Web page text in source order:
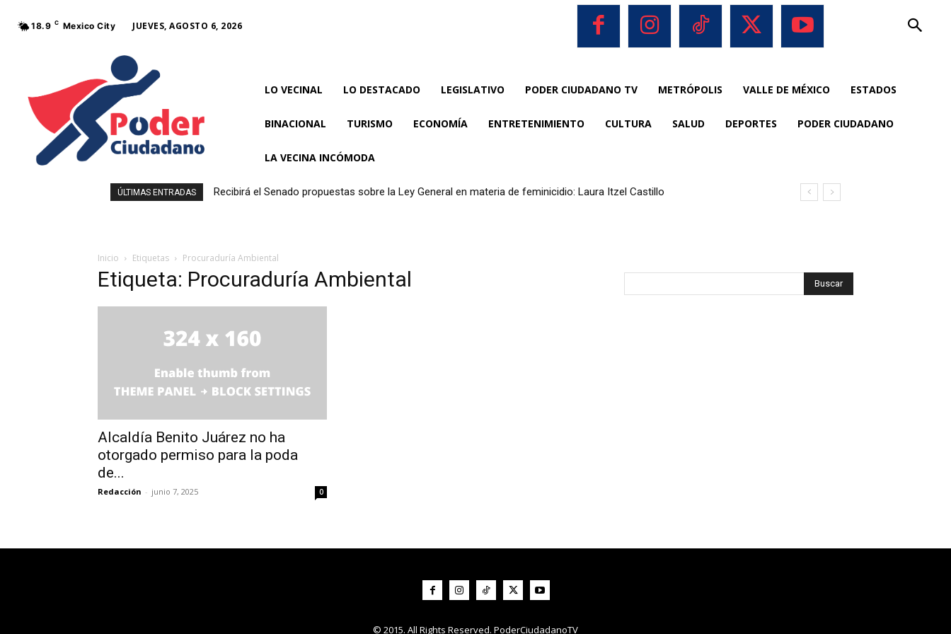
18.9 C Mexico City JUEVES, AGOSTO 6, 2026
LO VECINAL LO DESTACADO LEGISLATIVO PODER CIUDADANO TV METRÓPOLIS VALLE DE MÉXICO ESTADOS
BINACIONAL TURISMO ECONOMÍA ENTRETENIMIENTO CULTURA SALUD DEPORTES PODER CIUDADANO
LA VECINA INCÓMODA
ÚLTIMAS ENTRADAS Recibirá el Senado propuestas sobre la Ley General en materia de feminicidio: Laura Itzel Castillo
Inicio Etiquetas Procuraduría Ambiental
Etiqueta: Procuraduría Ambiental
Alcaldía Benito Juárez no ha
otorgado permiso para la poda
de...
Redacción - junio 7, 2025 0
© 2015. All Rights Reserved. PoderCiudadanoTV